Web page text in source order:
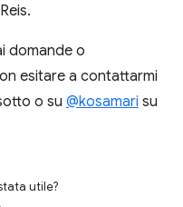
domande o
esitare a contattarmi
o su @kosamari su
utile?